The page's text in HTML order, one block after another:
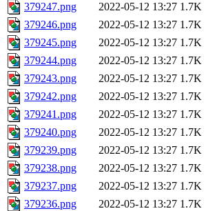
379247.png
2022-05-12 13:27 1.7K
379246.png
2022-05-12 13:27 1.7K
379245.png
2022-05-12 13:27 1.7K
379244.png
2022-05-12 13:27 1.7K
379243.png
2022-05-12 13:27 1.7K
379242.png
2022-05-12 13:27 1.7K
379241.png
2022-05-12 13:27 1.7K
379240.png
2022-05-12 13:27 1.7K
379239.png
2022-05-12 13:27 1.7K
379238.png
2022-05-12 13:27 1.7K
379237.png
2022-05-12 13:27 1.7K
379236.png
2022-05-12 13:27 1.7K